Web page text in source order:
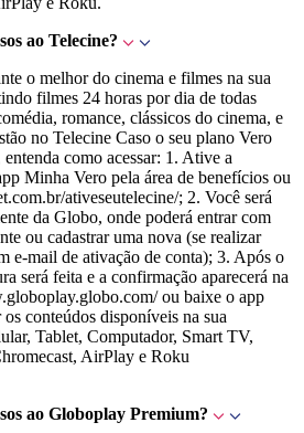
ao Telecine?
o melhor do cinema e filmes na sua
filmes 24 horas por dia de todas
romance, clássicos do cinema, e
no Telecine Caso o seu plano Vero
como acessar: 1. Ative a
Minha Vero pela área de benefícios ou
ativeseutelecine/; 2. Você será
da Globo, onde poderá entrar com
ou cadastrar uma nova (se realizar
e-mail de ativação de conta); 3. Após o
será feita e a confirmação aparecerá na
ou baixe o app
conteúdos disponíveis na sua
Tablet, Computador, Smart TV,
AirPlay e Roku
ao Globoplay Premium?